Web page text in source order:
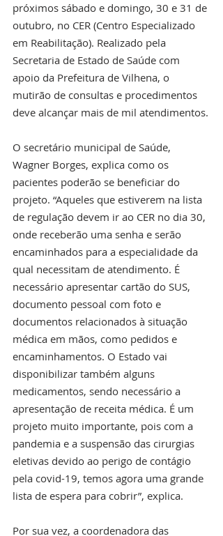
próximos sábado e domingo, 30 e 31 de
outubro, no CER (Centro Especializado
em Reabilitação). Realizado pela
Secretaria de Estado de Saúde com
apoio da Prefeitura de Vilhena, o
mutirão de consultas e procedimentos
deve alcançar mais de mil atendimentos.
O secretário municipal de Saúde,
Wagner Borges, explica como os
pacientes poderão se beneficiar do
projeto. “Aqueles que estiverem na lista
de regulação devem ir ao CER no dia 30,
onde receberão uma senha e serão
encaminhados para a especialidade da
qual necessitam de atendimento. É
necessário apresentar cartão do SUS,
documento pessoal com foto e
documentos relacionados à situação
médica em mãos, como pedidos e
encaminhamentos. O Estado vai
disponibilizar também alguns
medicamentos, sendo necessário a
apresentação de receita médica. É um
projeto muito importante, pois com a
pandemia e a suspensão das cirurgias
eletivas devido ao perigo de contágio
pela covid-19, temos agora uma grande
lista de espera para cobrir”, explica.
Por sua vez, a coordenadora das